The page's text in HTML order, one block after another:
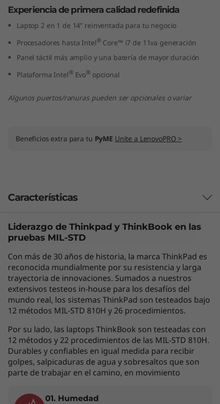
n
e
Experiencia de primera calidad redefinida
Laptop 2 en 1 de 14” reinventada para tu negocio
Procesadores hasta Intel® Core™ i7 de 11va generación
Panel táctil más amplio y una batería de mayor duración
Plataforma Intel® Evo® opcional
Algunos puertos/ranuras pueden ser opcionales o variar
Beneficios extra para tu PyME Unite a LenovoPRO >
Características
Los accesorios exhibidos no están incluidos
Las características de cada producto pueden
variar según el país de adquisición del mismo,
por lo que la siguiente descripción no debe ser
interpretada como un compromiso
contractual. Te invitamos a revisar las
características específicas para cada producto
antes de realizar la compra online en la sección
'Ver Modelos' de esta misma página, o con un
asesor de ventas si es en una tienda física.
Liderazgo de Thinkpad y ThinkBook en las
pruebas MIL-STD
Con más de 30 años de historia, la marca ThinkPad es
reconocida mundialmente por su resistencia y larga
trayectoria de innovaciones. Sumados a nuestros
extensivos testeos in-house para los desafíos del
mundo real, los sistemas ThinkPad son testeados bajo
12 métodos MIL-STD 810H y 26 procedimientos.
Por su lado, las laptops ThinkBook son testeadas con
12 métodos y 22 procedimientos de las MIL-STD 810H.
Durables y confiables en igual medida para recibir
golpes, salpicaduras de agua y sobresaltos que son
parte de trabajar en el camino, en movimiento
01. Humedad